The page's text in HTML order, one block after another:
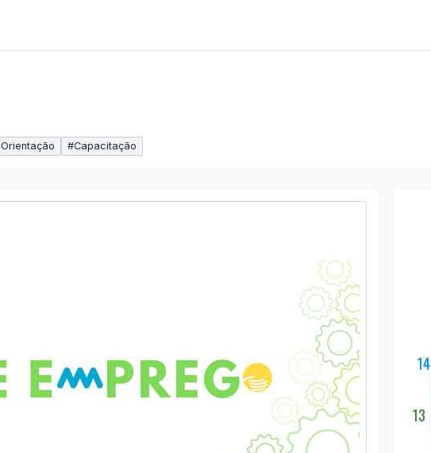
Orientação #Capacitação
13
14